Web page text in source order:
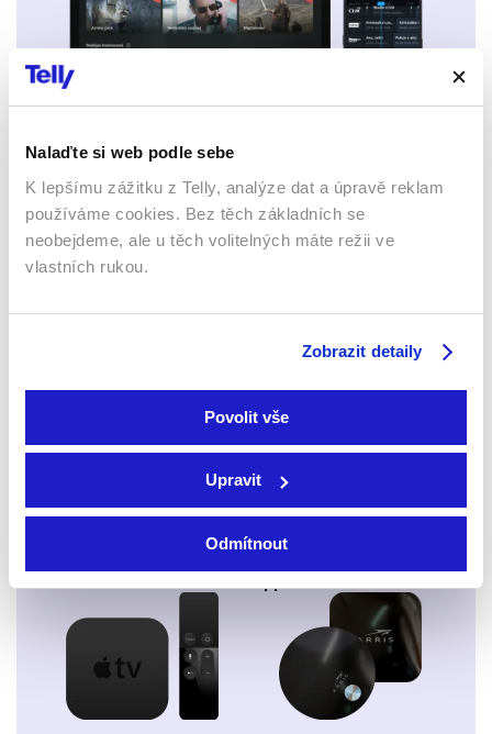
Nalaďte si web podle sebe
K lepšímu zážitku z Telly, analýze dat a úpravě reklam
používáme cookies. Bez těch základních se
neobejdeme, ale u těch volitelných máte režii ve
vlastních rukou.
Zobrazit detaily
Povolit vše
Upravit
Odmítnout
Mobily a tablety (Android a Apple)
Webový prohlížeč